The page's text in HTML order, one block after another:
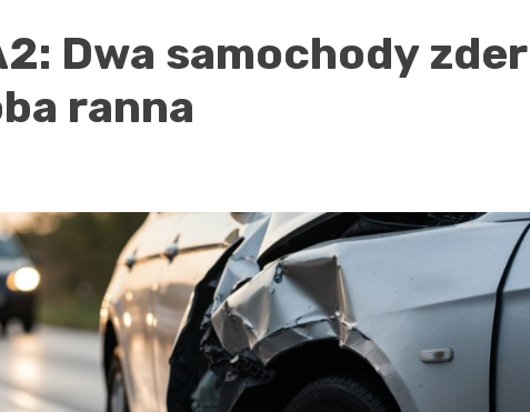
Dwa samochody
ranna